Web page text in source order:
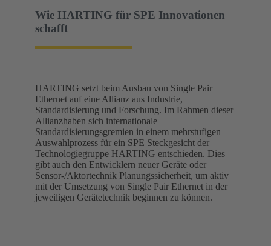
Wie HARTING für SPE Innovationen
schafft
HARTING setzt beim Ausbau von Single Pair
Ethernet auf eine Allianz aus Industrie,
Standardisierung und Forschung. Im Rahmen dieser
Allianzhaben sich internationale
Standardisierungsgremien in einem mehrstufigen
Auswahlprozess für ein SPE Steckgesicht der
Technologiegruppe HARTING entschieden. Dies
gibt auch den Entwicklern neuer Geräte oder
Sensor-/Aktortechnik Planungssicherheit, um aktiv
mit der Umsetzung von Single Pair Ethernet in der
jeweiligen Gerätetechnik beginnen zu können.